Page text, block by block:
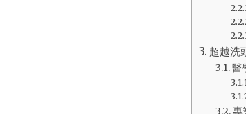
超越洗
醫
專